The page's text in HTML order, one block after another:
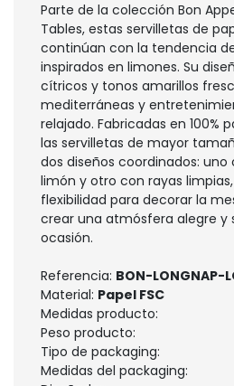
Parte de la colección Bon
Tables, estas servilletas de
continúan con la tendencia
inspirados en limones. Su
cítricos y tonos amarillos
mediterráneas y
relajado. Fabricadas en 100%
las servilletas de mayor
dos diseños coordinados:
limón y otro con rayas
flexibilidad para decorar la
crear una atmósfera alegre y
ocasión.
Referencia: BON-LONGNAP-
Material: Papel FSC
Medidas producto:
Peso producto:
Tipo de packaging:
Medidas del packaging: